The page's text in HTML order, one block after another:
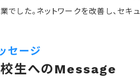
でした。ネットワークを改善し、セキ
セージ
生へのMessage